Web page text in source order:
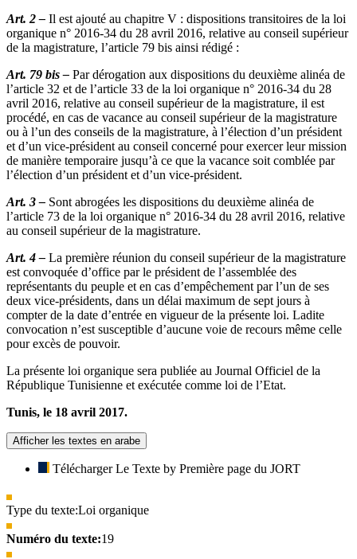
Art. 2 – Il est ajouté au chapitre V : dispositions transitoires de la loi
organique n° 2016-34 du 28 avril 2016, relative au conseil supérieur
de la magistrature, l’article 79 bis ainsi rédigé :
Art. 79 bis – Par dérogation aux dispositions du deuxième alinéa de
l’article 32 et de l’article 33 de la loi organique n° 2016-34 du 28
avril 2016, relative au conseil supérieur de la magistrature, il est
procédé, en cas de vacance au conseil supérieur de la magistrature
ou à l’un des conseils de la magistrature, à l’élection d’un président
et d’un vice-président au conseil concerné pour exercer leur mission
de manière temporaire jusqu’à ce que la vacance soit comblée par
l’élection d’un président et d’un vice-président.
Art. 3 – Sont abrogées les dispositions du deuxième alinéa de
l’article 73 de la loi organique n° 2016-34 du 28 avril 2016, relative
au conseil supérieur de la magistrature.
Art. 4 – La première réunion du conseil supérieur de la magistrature
est convoquée d’office par le président de l’assemblée des
représentants du peuple et en cas d’empêchement par l’un de ses
deux vice-présidents, dans un délai maximum de sept jours à
compter de la date d’entrée en vigueur de la présente loi. Ladite
convocation n’est susceptible d’aucune voie de recours même celle
pour excès de pouvoir.
La présente loi organique sera publiée au Journal Officiel de la
République Tunisienne et exécutée comme loi de l’Etat.
Tunis, le 18 avril 2017.
Afficher les textes en arabe
Télécharger Le Texte by Première page du JORT
Type du texte:Loi organique
Numéro du texte:19